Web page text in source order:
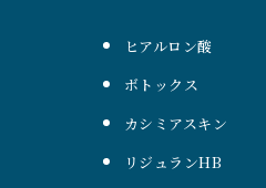
ヒアルロン酸
ボトックス
カシミアスキン
リジュランHB